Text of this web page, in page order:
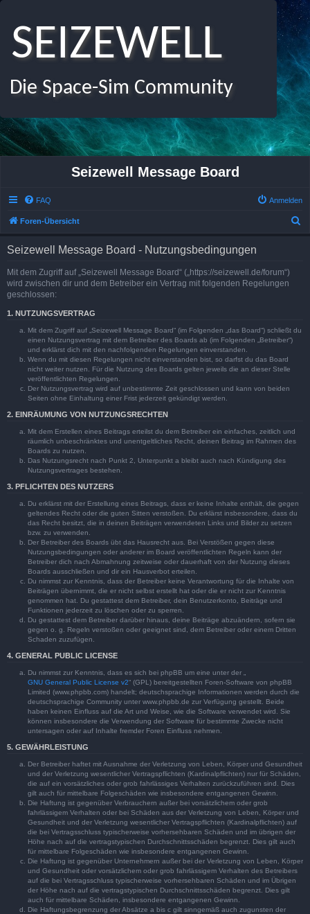
SEIZEWELL
Die Space-Sim Community
Seizewell Message Board
FAQ Anmelden
Foren-Übersicht
Seizewell Message Board - Nutzungsbedingungen
Mit dem Zugriff auf „Seizewell Message Board“ („https://seizewell.de/forum“)
wird zwischen dir und dem Betreiber ein Vertrag mit folgenden Regelungen
geschlossen:
1. NUTZUNGSVERTRAG
Mit dem Zugriff auf „Seizewell Message Board“ (im Folgenden „das Board“) schließt du
einen Nutzungsvertrag mit dem Betreiber des Boards ab (im Folgenden „Betreiber“)
und erklärst dich mit den nachfolgenden Regelungen einverstanden.
Wenn du mit diesen Regelungen nicht einverstanden bist, so darfst du das Board
nicht weiter nutzen. Für die Nutzung des Boards gelten jeweils die an dieser Stelle
veröffentlichten Regelungen.
Der Nutzungsvertrag wird auf unbestimmte Zeit geschlossen und kann von beiden
Seiten ohne Einhaltung einer Frist jederzeit gekündigt werden.
2. EINRÄUMUNG VON NUTZUNGSRECHTEN
Mit dem Erstellen eines Beitrags erteilst du dem Betreiber ein einfaches, zeitlich und
räumlich unbeschränktes und unentgeltliches Recht, deinen Beitrag im Rahmen des
Boards zu nutzen.
Das Nutzungsrecht nach Punkt 2, Unterpunkt a bleibt auch nach Kündigung des
Nutzungsvertrages bestehen.
3. PFLICHTEN DES NUTZERS
Du erklärst mit der Erstellung eines Beitrags, dass er keine Inhalte enthält, die gegen
geltendes Recht oder die guten Sitten verstoßen. Du erklärst insbesondere, dass du
das Recht besitzt, die in deinen Beiträgen verwendeten Links und Bilder zu setzen
bzw. zu verwenden.
Der Betreiber des Boards übt das Hausrecht aus. Bei Verstößen gegen diese
Nutzungsbedingungen oder anderer im Board veröffentlichten Regeln kann der
Betreiber dich nach Abmahnung zeitweise oder dauerhaft von der Nutzung dieses
Boards ausschließen und dir ein Hausverbot erteilen.
Du nimmst zur Kenntnis, dass der Betreiber keine Verantwortung für die Inhalte von
Beiträgen übernimmt, die er nicht selbst erstellt hat oder die er nicht zur Kenntnis
genommen hat. Du gestattest dem Betreiber, dein Benutzerkonto, Beiträge und
Funktionen jederzeit zu löschen oder zu sperren.
Du gestattest dem Betreiber darüber hinaus, deine Beiträge abzuändern, sofern sie
gegen o. g. Regeln verstoßen oder geeignet sind, dem Betreiber oder einem Dritten
Schaden zuzufügen.
4. GENERAL PUBLIC LICENSE
Du nimmst zur Kenntnis, dass es sich bei phpBB um eine unter der „
GNU General Public License v2“ (GPL) bereitgestellten Foren-Software von phpBB
Limited (www.phpbb.com) handelt; deutschsprachige Informationen werden durch die
deutschsprachige Community unter www.phpbb.de zur Verfügung gestellt. Beide
haben keinen Einfluss auf die Art und Weise, wie die Software verwendet wird. Sie
können insbesondere die Verwendung der Software für bestimmte Zwecke nicht
untersagen oder auf Inhalte fremder Foren Einfluss nehmen.
5. GEWÄHRLEISTUNG
Der Betreiber haftet mit Ausnahme der Verletzung von Leben, Körper und Gesundheit
und der Verletzung wesentlicher Vertragspflichten (Kardinalpflichten) nur für Schäden,
die auf ein vorsätzliches oder grob fahrlässiges Verhalten zurückzuführen sind. Dies
gilt auch für mittelbare Folgeschäden wie insbesondere entgangenen Gewinn.
Die Haftung ist gegenüber Verbrauchern außer bei vorsätzlichem oder grob
fahrlässigem Verhalten oder bei Schäden aus der Verletzung von Leben, Körper und
Gesundheit und der Verletzung wesentlicher Vertragspflichten (Kardinalpflichten) auf
die bei Vertragsschluss typischerweise vorhersehbaren Schäden und im übrigen der
Höhe nach auf die vertragstypischen Durchschnittsschäden begrenzt. Dies gilt auch
für mittelbare Folgeschäden wie insbesondere entgangenen Gewinn.
Die Haftung ist gegenüber Unternehmern außer bei der Verletzung von Leben, Körper
und Gesundheit oder vorsätzlichem oder grob fahrlässigem Verhalten des Betreibers
auf die bei Vertragsschluss typischerweise vorhersehbaren Schäden und im Übrigen
der Höhe nach auf die vertragstypischen Durchschnittsschäden begrenzt. Dies gilt
auch für mittelbare Schäden, insbesondere entgangenen Gewinn.
Die Haftungsbegrenzung der Absätze a bis c gilt sinngemäß auch zugunsten der